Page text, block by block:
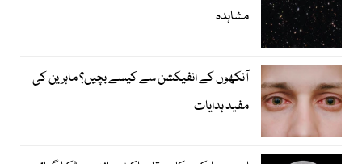
مشاہدہ
آنکھوں کے انفیکشن سے کیسے بچیں؟ ماہرین کی
مفید ہدایات